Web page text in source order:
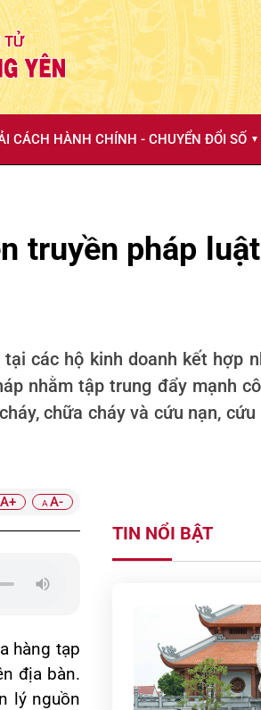
CÁCH HÀNH CHÍNH - CHUYỂN ĐỔI SỐ ▼
truyền pháp
các hộ kinh doanh kết hợp
nhằm tập trung đẩy mạnh
chữa cháy và cứu nạn,
A+ A A-
hàng tạp
địa bàn.
lý nguồn
TIN NỔI BẬT